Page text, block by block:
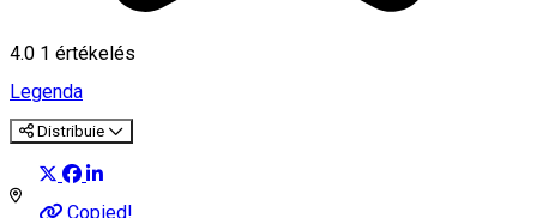
4.0 1 értékelés
Legenda
Distribuie
Copied!